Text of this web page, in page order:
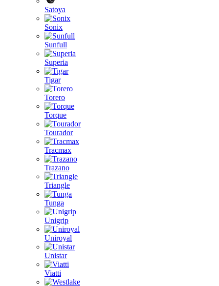
Satoya
Sonix
Sunfull
Superia
Tigar
Torero
Torque
Tourador
Tracmax
Trazano
Triangle
Tunga
Unigrip
Uniroyal
Unistar
Viatti